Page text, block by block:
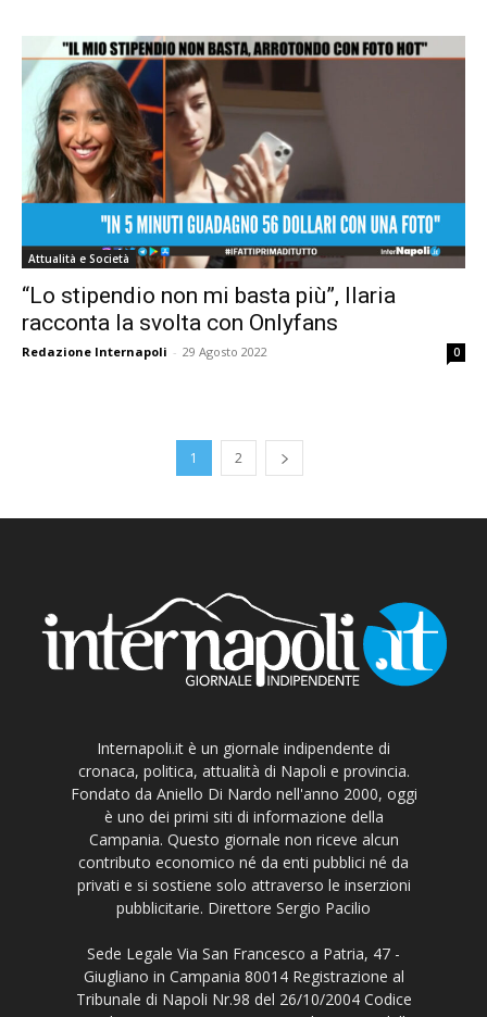
Attualità e Società
“Lo stipendio non mi basta più”, Ilaria
racconta la svolta con Onlyfans
Redazione Internapoli - 29 Agosto 2022 0
1 2
Internapoli.it è un giornale indipendente di
cronaca, politica, attualità di Napoli e provincia.
Fondato da Aniello Di Nardo nell'anno 2000, oggi
è uno dei primi siti di informazione della
Campania. Questo giornale non riceve alcun
contributo economico né da enti pubblici né da
privati e si sostiene solo attraverso le inserzioni
pubblicitarie. Direttore Sergio Pacilio
Sede Legale Via San Francesco a Patria, 47 -
Giugliano in Campania 80014 Registrazione al
Tribunale di Napoli Nr.98 del 26/10/2004 Codice